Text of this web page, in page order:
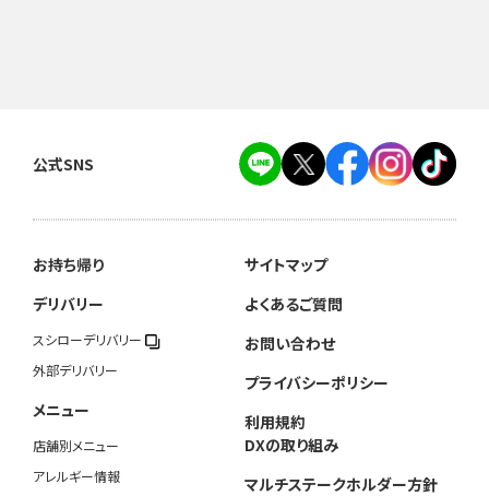
公式SNS
お持ち帰り
デリバリー
スシローデリバリー
外部デリバリー
メニュー
店舗別メニュー
アレルギー情報
サイトマップ
よくあるご質問
お問い合わせ
プライバシーポリシー
利用規約
DXの取り組み
マルチステークホルダー方針